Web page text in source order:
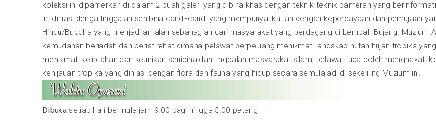
koleksi ini dipamerkan di dalam 2 buah galeri yang dibina khas dengan teknik-teknik pameran yang
ini dihiasi denga tinggalan senibina candi-candi yang mempunyai kaitan dengan kepercayaan dan pemujaan
Hindu/Buddha yang menjadi amalan sebahagian dari masyarakat yang berdagang di Lembah Bujang. Muzium
kemudahan beriadah dan beristirehat dimana pelawat berpeluang menikmati landskap hutan hujan tropika
menikmati keindahan dan keunikan senibina dan tinggalan masyarakat silam, pelawat juga boleh menghayati
kehijauan tropika yang dihiasi dengan flora dan fauna yang hidup secara semulajadi di sekeliling Muzium ini.
Dibukasetiap hari bermula jam 9.00 pagi hingga 5.00 petang